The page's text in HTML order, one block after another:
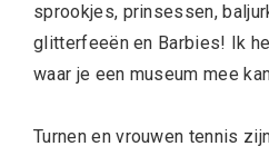
sprookjes, prinsessen,
glitterfeeën en Barbies! Ik
waar je een museum mee
Turnen en vrouwen tennis